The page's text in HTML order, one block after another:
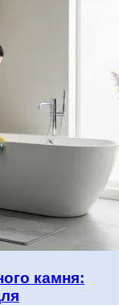
камня: